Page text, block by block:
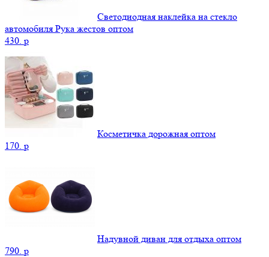
Светодиодная наклейка на стекло
автомобиля Рука жестов оптом
430. p
Косметичка дорожная оптом
170. p
Надувной диван для отдыха оптом
790. p